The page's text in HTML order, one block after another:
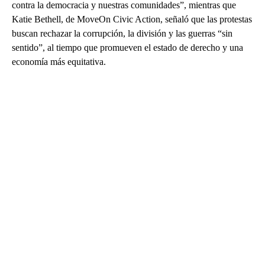
contra la democracia y nuestras comunidades”, mientras que
Katie Bethell, de MoveOn Civic Action, señaló que las protestas
buscan rechazar la corrupción, la división y las guerras “sin
sentido”, al tiempo que promueven el estado de derecho y una
economía más equitativa.